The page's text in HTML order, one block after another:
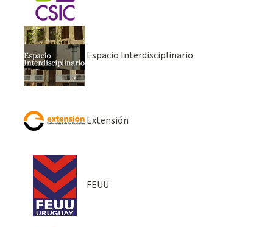
Espacio Interdisciplinario
Extensión
FEUU